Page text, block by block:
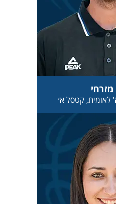
מזרחי
לאומית, קטסל א׳